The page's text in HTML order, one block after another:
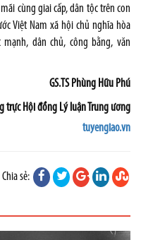
cùng giai cấp, dân tộc trên con
Việt Nam xã hội chủ nghĩa hòa
dân chủ, công bằng, văn
GS.TS Phùng Hữu Phú
trực Hội đồng Lý luận Trung ương
tuyengiao.vn
Chia sẻ: